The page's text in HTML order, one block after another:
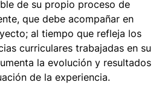
de su propio proceso de
que debe acompañar en
al tiempo que refleja los
curriculares trabajadas en su
la evolución y resultados
de la experiencia.